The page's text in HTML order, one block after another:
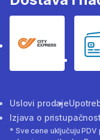
City Express
Uslovi prodaje
Izjava o
* Sve cene uključuju